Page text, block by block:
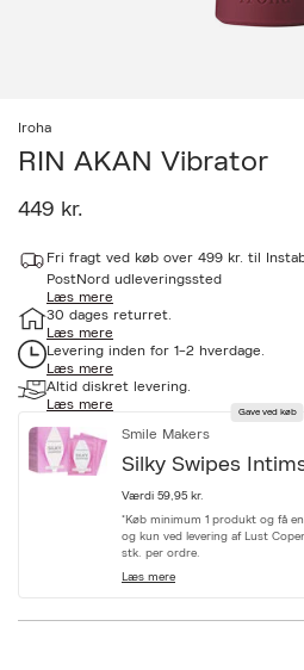
Iroha
RIN AKAN Vibrator
449 kr.
c
s
s
i
b
i
i
Fri fragt ved køb over 499 kr. til
PostNord udleveringssted
Læs mere
30 dages returret.
Læs mere
Levering inden for 1-2 hverdage.
Læs mere
Altid diskret levering.
Læs mere
Gave ved køb
Smile Makers
Silky Swipes
Værdi 59,95 kr.
*Køb minimum 1 produkt og få
og kun ved levering af Lust
stk. per ordre.
Læs mere